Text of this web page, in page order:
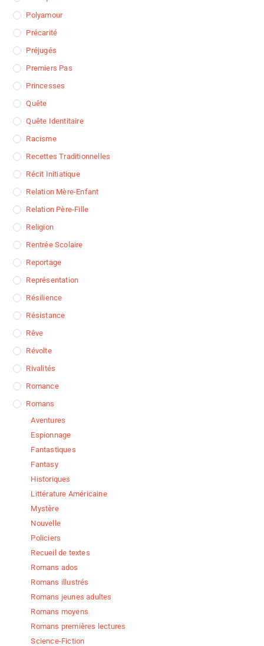
Polyamour
Précarité
Préjugés
Premiers Pas
Princesses
Quête
Quête Identitaire
Racisme
Recettes Traditionnelles
Récit Initiatique
Relation Mère-Enfant
Relation Père-Fille
Religion
Rentrée Scolaire
Reportage
Représentation
Résilience
Résistance
Rêve
Révolte
Rivalités
Romance
Romans
Aventures
Espionnage
Fantastiques
Fantasy
Historiques
Littérature Américaine
Mystère
Nouvelle
Policiers
Recueil de textes
Romans ados
Romans illustrés
Romans jeunes adultes
Romans moyens
Romans premières lectures
Science-Fiction